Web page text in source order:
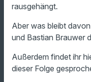
rausgehängt.
Aber was bleibt
und Bastian Brauwer
Außerdem findet ihr
dieser Folge